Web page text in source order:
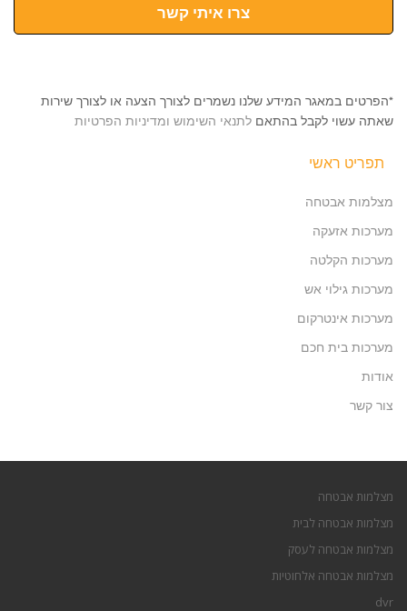
צרו איתי קשר
*הפרטים במאגר המידע שלנו נשמרים לצורך הצעה או לצורך שירות
שאתה עשוי לקבל בהתאם לתנאי השימוש ומדיניות הפרטיות
תפריט ראשי
מצלמות אבטחה
מערכות אזעקה
מערכות הקלטה
מערכות גילוי אש
מערכות אינטרקום
מערכות בית חכם
אודות
צור קשר
מצלמות אבטחה
מצלמות אבטחה לבית
מצלמות אבטחה לעסק
מצלמות אבטחה אלחוטיות
dvr